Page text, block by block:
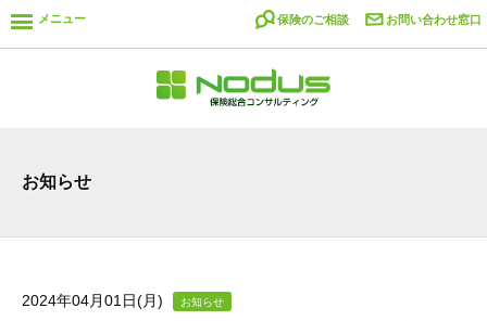
メニュー 保険のご相談 お問い合わせ窓口
お知らせ
2024年04月01日(月) お知らせ